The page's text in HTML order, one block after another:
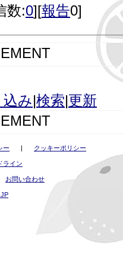
数:0][報告0]
み|検索|更新
ー | クッキーポリシー
ライン
お問い合わせ